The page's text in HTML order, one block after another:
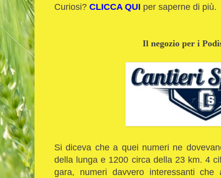
Curiosi? CLICCA QUI per saperne di più.
Il negozio per i
Si diceva che a quei numeri ne
della lunga e 1200 circa della 23 km. 4
gara, numeri davvero interessanti che